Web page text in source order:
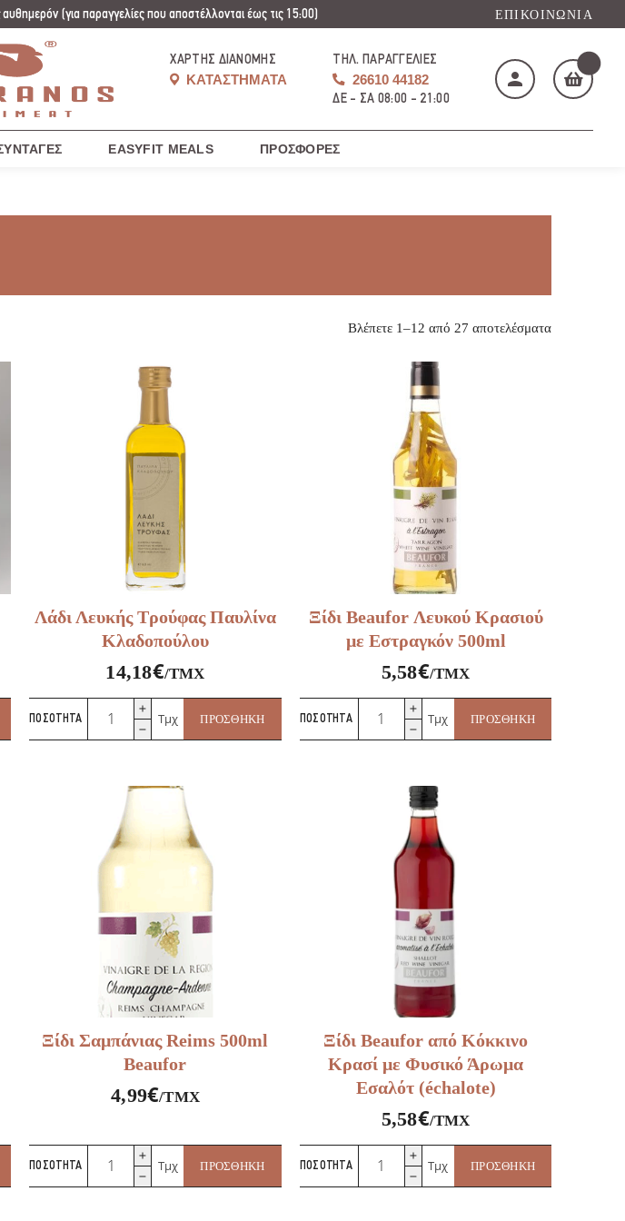
αυθημερόν (για παραγγελίες που αποστέλλονται έως τις 15:00) ΕΠΙΚΟΙΝΩΝΊΑ
ΧΆΡΤΗΣ ΔΙΑΝΟΜΉΣ
ΚΑΤΑΣΤΉΜΑΤΑ
ΤΗΛ. ΠΑΡΑΓΓΕΛΊΕΣ
26610 44182
ΔΕ - ΣΑ 08:00 - 21:00
Το καλάθι μου
EASYFIT MEALS ΠΡΟΣΦΟΡΈΣ
Βλέπετε 1–12 από 27 αποτελέσματα
Λάδι Λευκής Τρούφας Παυλίνα
Κλαδοπούλου
14,18€/ΤΜΧ
ΠΟΣΌΤΗΤΑ
Λευκής
Τρούφας
Κλαδοπούλου
ποσότητα
Τμχ ΠΡΟΣΘΉΚΗ
Ξίδι Beaufor Λευκού Κρασιού
με Εστραγκόν 500ml
5,58€/ΤΜΧ
ΠΟΣΌΤΗΤΑ
Beaufor
Λευκού
Εστραγκόν
ποσότητα
Τμχ ΠΡΟΣΘΉΚΗ
Ξίδι Σαμπάνιας Reims 500ml
Beaufor
4,99€/ΤΜΧ
ΠΟΣΌΤΗΤΑ
ΣαμπάνιαςΤμχ ΠΡΟΣΘΉΚΗ
Ξίδι Beaufor από Κόκκινο
Κρασί με Φυσικό Άρωμα
Εσαλότ (échalote)
5,58€/ΤΜΧ
ΠΟΣΌΤΗΤΑ
Beaufor
Τμχ ΠΡΟΣΘΉΚΗ